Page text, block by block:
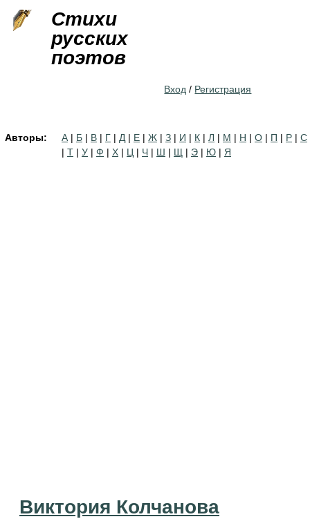
Стихи
русских
поэтов
Вход / Регистрация
Авторы: А | Б | В | Г | Д | Е | Ж | З | И | К | Л | М | Н | О | П | Р | С
| Т | У | Ф | Х | Ц | Ч | Ш | Щ | Э | Ю | Я
Виктория Колчанова